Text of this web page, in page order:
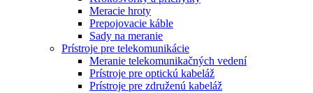
Meracie hroty
Prepojovacie káble
Sady na meranie
Prístroje pre telekomunikácie
Meranie telekomunikačných vedení
Prístroje pre optickú kabeláž
Prístroje pre združenú kabeláž